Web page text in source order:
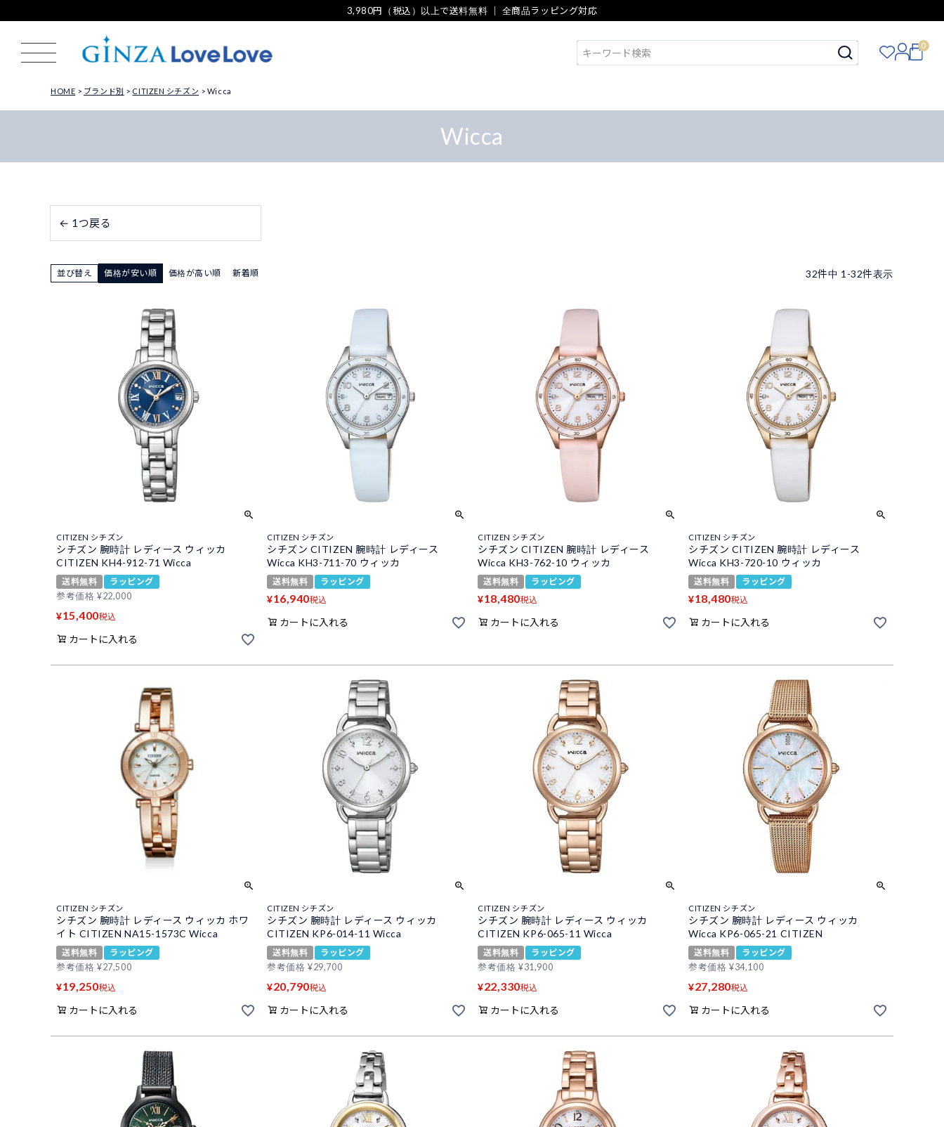
3,980円（税込）以上で送料無料 ｜ 全商品ラッピング対応
0
HOME ブランド別 CITIZEN シチズン Wicca
Wicca
← 1つ戻る
並び替え 価格が安い順 価格が高い順 新着順 32件中 1 -32件表示
CITIZEN シチズン
シチズン 腕時計 レディース ウィッカ
CITIZEN KH4-912-71 Wicca
送料無料
ラッピング
参考価格 ¥22,000
¥15,400税込
カートに入れる
CITIZEN シチズン
シチズン CITIZEN 腕時計 レディース
Wicca KH3-711-70 ウィッカ
送料無料 ラッピング
¥16,940税込
カートに入れる
CITIZEN シチズン
シチズン CITIZEN 腕時計 レディース
Wicca KH3-762-10 ウィッカ
送料無料 ラッピング
¥18,480税込
カートに入れる
CITIZEN シチズン
シチズン CITIZEN 腕時計 レディース
Wicca KH3-720-10 ウィッカ
送料無料 ラッピング
¥18,480税込
カートに入れる
CITIZEN シチズン
シチズン 腕時計 レディース ウィッカ ホワ
イト CITIZEN NA15-1573C Wicca
送料無料
ラッピング
参考価格 ¥27,500
¥19,250税込
カートに入れる
CITIZEN シチズン
シチズン 腕時計 レディース ウィッカ
CITIZEN KP6-014-11 Wicca
送料無料
ラッピング
参考価格 ¥29,700
¥20,790税込
カートに入れる
CITIZEN シチズン
シチズン 腕時計 レディース ウィッカ
CITIZEN KP6-065-11 Wicca
送料無料
ラッピング
参考価格 ¥31,900
¥22,330税込
カートに入れる
CITIZEN シチズン
シチズン 腕時計 レディース ウィッカ
Wicca KP6-065-21 CITIZEN
送料無料
ラッピング
参考価格 ¥34,100
¥27,280税込
カートに入れる